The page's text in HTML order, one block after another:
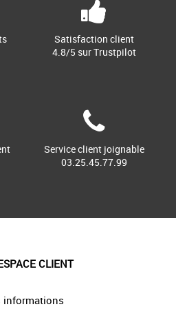
Satisfaction client
4.8/5 sur Trustpilot
Service client joignable
03.25.45.77.99
CLIENT
informations